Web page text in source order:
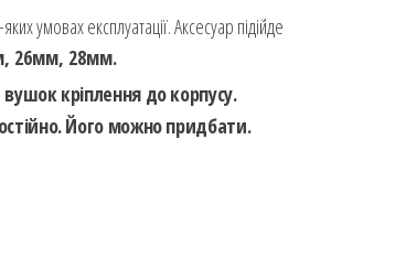
умовах експлуатації. Аксесуар підійде
26мм, 28мм.
кріплення до корпусу.
Його можно придбати.